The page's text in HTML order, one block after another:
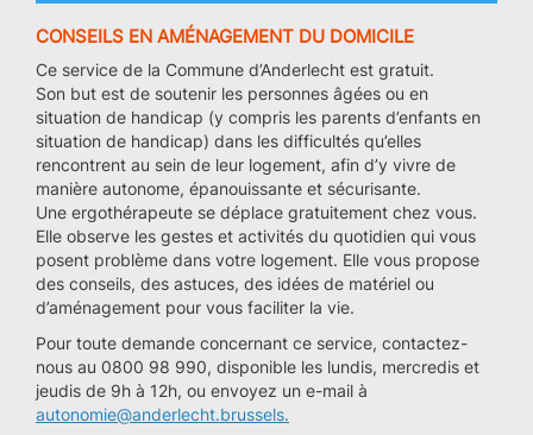
CONSEILS EN AMÉNAGEMENT DU DOMICILE
Ce service de la Commune d’Anderlecht est gratuit.
Son but est de soutenir les personnes âgées ou en
situation de handicap (y compris les parents d’enfants en
situation de handicap) dans les difficultés qu’elles
rencontrent au sein de leur logement, afin d’y vivre de
manière autonome, épanouissante et sécurisante.
Une ergothérapeute se déplace gratuitement chez vous.
Elle observe les gestes et activités du quotidien qui vous
posent problème dans votre logement. Elle vous propose
des conseils, des astuces, des idées de matériel ou
d’aménagement pour vous faciliter la vie.
Pour toute demande concernant ce service, contactez-
nous au 0800 98 990, disponible les lundis, mercredis et
jeudis de 9h à 12h, ou envoyez un e-mail à
autonomie@anderlecht.brussels.